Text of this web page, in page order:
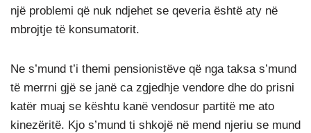
një problemi që nuk ndjehet se qeveria është aty në
mbrojtje të konsumatorit.
Ne s’mund t’i themi pensionistëve që nga taksa s’mund
të merrni gjë se janë ca zgjedhje vendore dhe do prisni
katër muaj se kështu kanë vendosur partitë me ato
kinezëritë. Kjo s’mund ti shkojë në mend njeriu se mund